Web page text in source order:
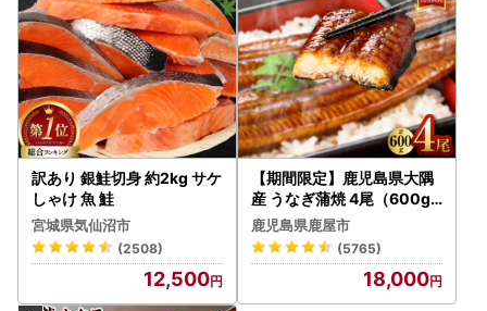
訳あり 銀鮭切身 約2kg サケ
しゃけ 魚 鮭
宮城県気仙沼市
(2508)
12,500
【期間限定】鹿児島県大隅
産 うなぎ蒲焼 4尾（600g
） KN007-004-04-cp18
うなぎ 鰻 魚 惣菜 総菜
鹿児島県鹿屋市
(5765)
18,000